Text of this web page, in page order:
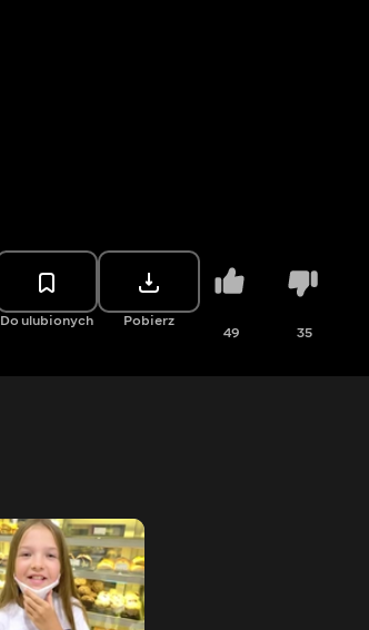
Do ulubionych Pobierz
49 35